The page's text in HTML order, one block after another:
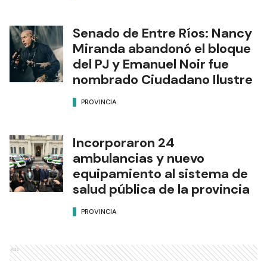
Senado de Entre Ríos: Nancy
Miranda abandonó el bloque
del PJ y Emanuel Noir fue
nombrado Ciudadano Ilustre
PROVINCIA
Incorporaron 24
ambulancias y nuevo
equipamiento al sistema de
salud pública de la provincia
PROVINCIA
Ads